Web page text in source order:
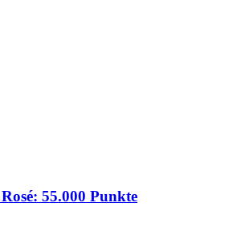
55.000 Punkte